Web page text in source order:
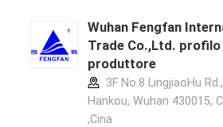
Wuhan Fengfan
Trade Co.,Ltd. profilo
produttore
3F No.8 LingjiaoHu Rd.,
Hankou, Wuhan 430015,
,Cina